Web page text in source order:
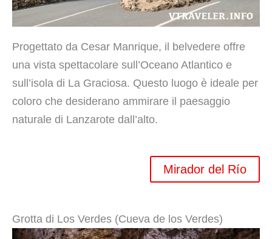
Progettato da Cesar Manrique, il belvedere offre
una vista spettacolare sull’Oceano Atlantico e
sull’isola di La Graciosa. Questo luogo è ideale per
coloro che desiderano ammirare il paesaggio
naturale di Lanzarote dall’alto.
Mirador del Río
Grotta di Los Verdes (Cueva de los Verdes)